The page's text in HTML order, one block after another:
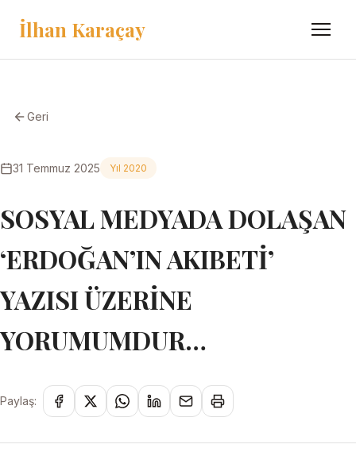
İlhan Karaçay Menü
Geri
31 Temmuz 2025 Yıl 2020
SOSYAL MEDYADA DOLAŞAN
‘ERDOĞAN’IN AKIBETİ’
YAZISI ÜZERİNE
YORUMUMDUR…
Paylaş: